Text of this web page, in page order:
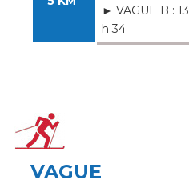
► VAGUE B : 13
h 34
VAGUE